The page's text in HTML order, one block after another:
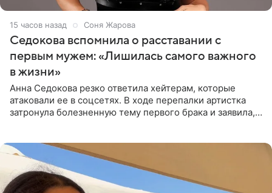
15 часов назад Соня Жарова
Седокова вспомнила о расставании с
первым мужем: «Лишилась самого важного
в жизни»
Анна Седокова резко ответила хейтерам, которые
атаковали ее в соцсетях. В ходе перепалки артистка
затронула болезненную тему первого брака и заявила,